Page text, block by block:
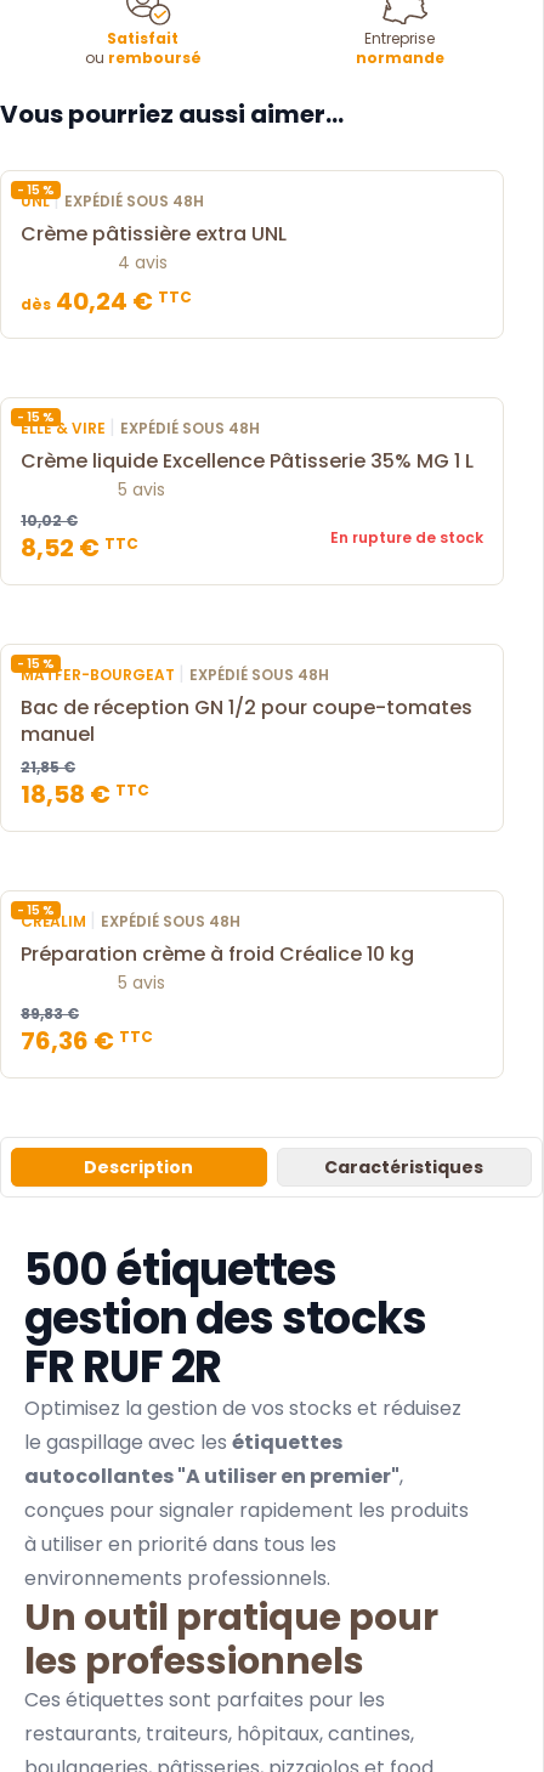
Satisfait
ou remboursé
Entreprise
normande
Vous pourriez aussi aimer...
- 15 %
UNL| EXPÉDIÉ SOUS 48H
Crème pâtissière extra UNL
4 avis
dès 40,24 € TTC
- 15 %
ELLE & VIRE | EXPÉDIÉ SOUS 48H
Crème liquide Excellence Pâtisserie 35% MG 1 L
5 avis
10,02 €
8,52 € TTC En rupture de stock
- 15 %
MATFER-BOURGEAT | EXPÉDIÉ SOUS 48H
Bac de réception GN 1/2 pour coupe-tomates
manuel
21,85 €
18,58 € TTC
- 15 %
CRÉALIM | EXPÉDIÉ SOUS 48H
Préparation crème à froid Créalice 10 kg
5 avis
89,83 €
76,36 € TTC
Description Caractéristiques
500 étiquettes
gestion des stocks
FR RUF 2R
Optimisez la gestion de vos stocks et réduisez
le gaspillage avec les étiquettes
autocollantes "A utiliser en premier",
conçues pour signaler rapidement les produits
à utiliser en priorité dans tous les
environnements professionnels.
Un outil pratique pour
les professionnels
Ces étiquettes sont parfaites pour les
restaurants, traiteurs, hôpitaux, cantines,